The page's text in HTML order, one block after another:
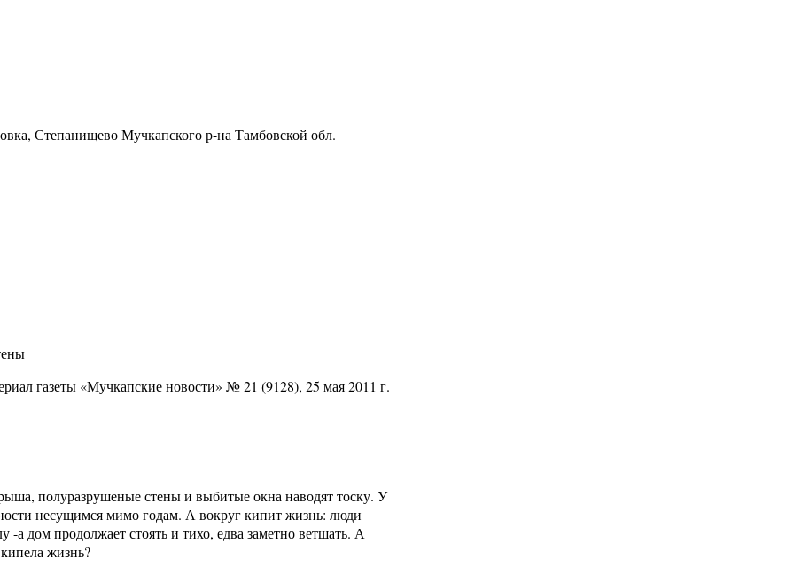
Степанищево Мучкапского р-на Тамбовской обл.
газеты «Мучкапские новости» № 21 (9128), 25 мая 2011 г.
полуразрушеные стены и выбитые окна наводят тоску. У
несущимся мимо годам. А вокруг кипит жизнь: люди
а дом продолжает стоять и тихо, едва заметно ветшать. А
жизнь?